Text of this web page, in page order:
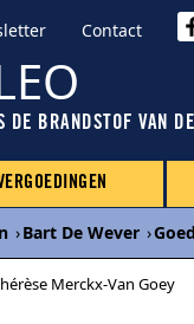
Contact
DE BRANDSTOF VAN DE
›Bart De Wever ›
Merckx-Van Goey